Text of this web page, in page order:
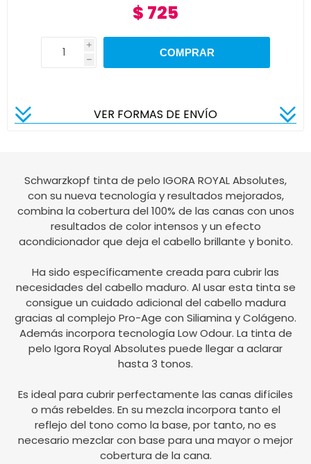
$ 725
i
h
VER FORMAS DE ENVÍO
Schwarzkopf tinta de pelo IGORA ROYAL Absolutes,
con su nueva tecnología y resultados mejorados,
combina la cobertura del 100% de las canas con unos
resultados de color intensos y un efecto
acondicionador que deja el cabello brillante y bonito.
Ha sido específicamente creada para cubrir las
necesidades del cabello maduro. Al usar esta tinta se
consigue un cuidado adicional del cabello madura
gracias al complejo Pro-Age con Siliamina y Colágeno.
Además incorpora tecnología Low Odour. La tinta de
pelo Igora Royal Absolutes puede llegar a aclarar
hasta 3 tonos.
Es ideal para cubrir perfectamente las canas difíciles
o más rebeldes. En su mezcla incorpora tanto el
reflejo del tono como la base, por tanto, no es
necesario mezclar con base para una mayor o mejor
cobertura de la cana.